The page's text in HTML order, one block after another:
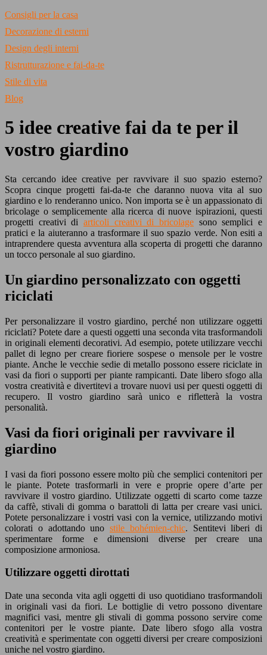
Consigli per la casa
Decorazione di esterni
Design degli interni
Ristrutturazione e fai-da-te
Stile di vita
Blog
5 idee creative fai da te per il
vostro giardino
Sta cercando idee creative per ravvivare il suo spazio esterno?
Scopra cinque progetti fai-da-te che daranno nuova vita al suo
giardino e lo renderanno unico. Non importa se è un appassionato di
bricolage o semplicemente alla ricerca di nuove ispirazioni, questi
progetti creativi di articoli creativi di bricolage sono semplici e
pratici e la aiuteranno a trasformare il suo spazio verde. Non esiti a
intraprendere questa avventura alla scoperta di progetti che daranno
un tocco personale al suo giardino.
Un giardino personalizzato con oggetti
riciclati
Per personalizzare il vostro giardino, perché non utilizzare oggetti
riciclati? Potete dare a questi oggetti una seconda vita trasformandoli
in originali elementi decorativi. Ad esempio, potete utilizzare vecchi
pallet di legno per creare fioriere sospese o mensole per le vostre
piante. Anche le vecchie sedie di metallo possono essere riciclate in
vasi da fiori o supporti per piante rampicanti. Date libero sfogo alla
vostra creatività e divertitevi a trovare nuovi usi per questi oggetti di
recupero. Il vostro giardino sarà unico e rifletterà la vostra
personalità.
Vasi da fiori originali per ravvivare il
giardino
I vasi da fiori possono essere molto più che semplici contenitori per
le piante. Potete trasformarli in vere e proprie opere d’arte per
ravvivare il vostro giardino. Utilizzate oggetti di scarto come tazze
da caffè, stivali di gomma o barattoli di latta per creare vasi unici.
Potete personalizzare i vostri vasi con la vernice, utilizzando motivi
colorati o adottando uno stile bohémien-chic. Sentitevi liberi di
sperimentare forme e dimensioni diverse per creare una
composizione armoniosa.
Utilizzare oggetti dirottati
Date una seconda vita agli oggetti di uso quotidiano trasformandoli
in originali vasi da fiori. Le bottiglie di vetro possono diventare
magnifici vasi, mentre gli stivali di gomma possono servire come
contenitori per le vostre piante. Date libero sfogo alla vostra
creatività e sperimentate con oggetti diversi per creare composizioni
uniche nel vostro giardino.